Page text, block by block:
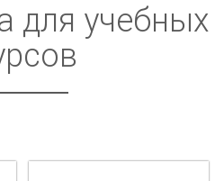
для учебных